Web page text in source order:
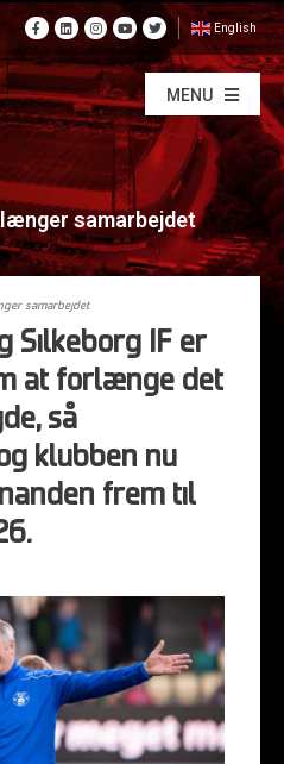
English
MENU
samarbejdet
samarbejdet
Silkeborg IF er
at forlænge det
så
klubben nu
frem til